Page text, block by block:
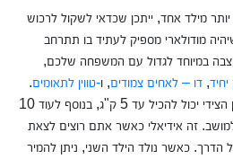
מילד אחד, ייתכן שכדאי לשקול לרכוש
מודולארי מספיק לעתיד בו תתרחב
עגלת בוגבו דונקי 2 עוצבה במיוחד לגדול עם המשפחה שלכם,
יחיד, דו – לאחים צמודים, ו-טווין לתאומים.
בדגם בוגבו דונקי מונו, סל האחסון הצידי יכול להכיל עד 5 ק"ג, בנוסף לעוד 10
זה אידיאלי כאשר אתם רוצים לצאת
הדרך. כאשר נולד הילד השני, ניתן להמיר